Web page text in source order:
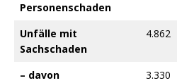
Personenschaden
Unfälle mit
Sachschaden
4.862
– davon
3.330